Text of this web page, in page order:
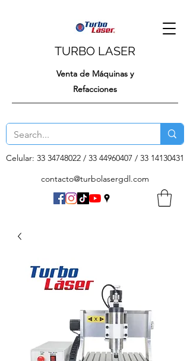
TURBO LASER
Venta de Máquinas y
Refacciones
Celular: 33 34748022 / 33 44960407 / 33 14130431
contacto@turbolasergdl.com